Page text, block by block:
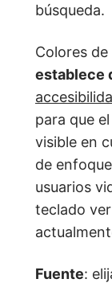
búsqueda.
Colores de
establece
para que
visible en
de
usuarios
teclado
Fuente: